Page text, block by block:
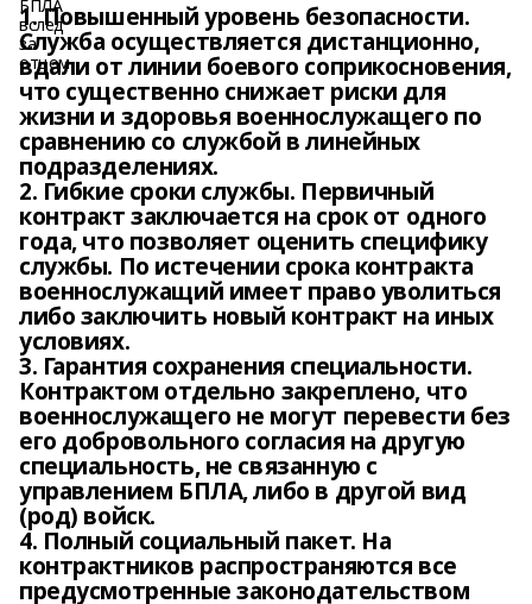
1. Повышенный уровень безопасности.
Служба осуществляется дистанционно,
вдали от линии боевого соприкосновения,
что существенно снижает риски для
жизни и здоровья военнослужащего по
сравнению со службой в линейных
подразделениях.
2. Гибкие сроки службы. Первичный
контракт заключается на срок от одного
года, что позволяет оценить специфику
службы. По истечении срока контракта
военнослужащий имеет право уволиться
либо заключить новый контракт на иных
условиях.
3. Гарантия сохранения специальности.
Контрактом отдельно закреплено, что
военнослужащего не могут перевести без
его добровольного согласия на другую
специальность, не связанную с
управлением БПЛА, либо в другой вид
(род) войск.
4. Полный социальный пакет. На
контрактников распространяются все
предусмотренные законодательством